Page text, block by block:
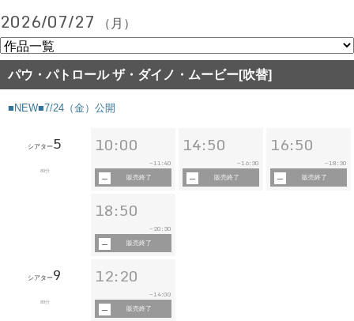
2026/07/27 （月）
パウ・パトロール ザ・ダイノ・ムービー[吹替]
■NEW■7/24（金）公開
シアター5
89分
10:00
~ 11:40
販売終了
14:50
~ 16:30
販売終了
16:50
~ 18:30
販売終了
18:50
~ 20:30
販売終了
シアター9
89分
12:20
~ 14:00
販売終了